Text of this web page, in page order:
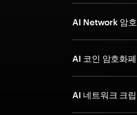
AI Network 암
AI 코인 암호화
AI 네트워크 크